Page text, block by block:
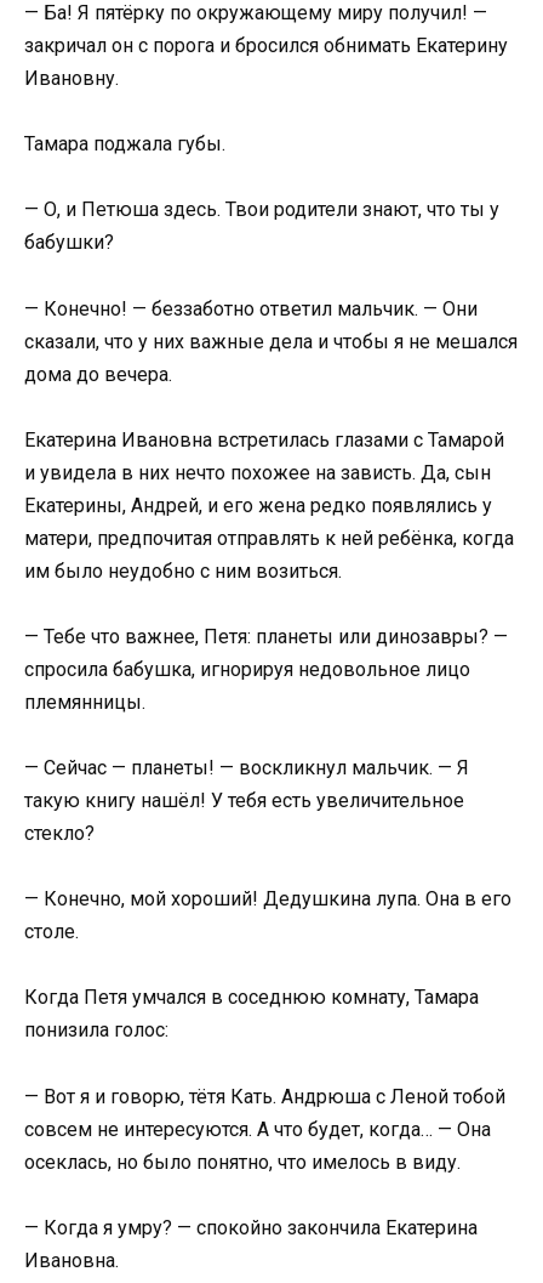
— Ба! Я пятёрку по окружающему миру получил! —
закричал он с порога и бросился обнимать Екатерину
Ивановну.
Тамара поджала губы.
— О, и Петюша здесь. Твои родители знают, что ты у
бабушки?
— Конечно! — беззаботно ответил мальчик. — Они
сказали, что у них важные дела и чтобы я не мешался
дома до вечера.
Екатерина Ивановна встретилась глазами с Тамарой
и увидела в них нечто похожее на зависть. Да, сын
Екатерины, Андрей, и его жена редко появлялись у
матери, предпочитая отправлять к ней ребёнка, когда
им было неудобно с ним возиться.
— Тебе что важнее, Петя: планеты или динозавры? —
спросила бабушка, игнорируя недовольное лицо
племянницы.
— Сейчас — планеты! — воскликнул мальчик. — Я
такую книгу нашёл! У тебя есть увеличительное
стекло?
— Конечно, мой хороший! Дедушкина лупа. Она в его
столе.
Когда Петя умчался в соседнюю комнату, Тамара
понизила голос:
— Вот я и говорю, тётя Кать. Андрюша с Леной тобой
совсем не интересуются. А что будет, когда… — Она
осеклась, но было понятно, что имелось в виду.
— Когда я умру? — спокойно закончила Екатерина
Ивановна.